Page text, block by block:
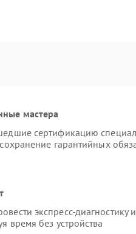
мастера
сертификацию
гарантийных
экспресс-диагностику и
время без устройства